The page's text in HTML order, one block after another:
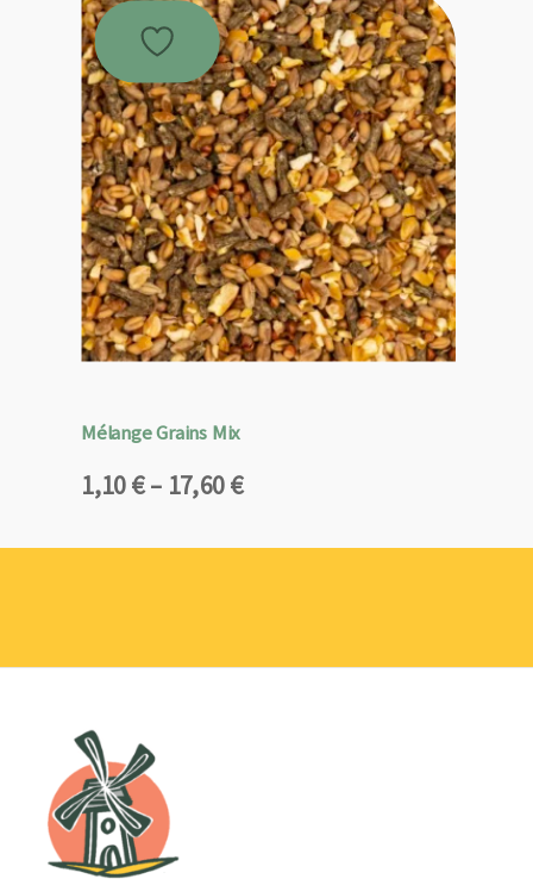
Mélange Grains Mix
1,10€– 17,60€
Plage
prix :